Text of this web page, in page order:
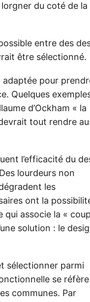
du coté de la
entre des
être sélectionné.
pour
Quelques
d’Ockham « la
tout rendre
l’efficacité du
lourdeurs non
les
ont la
qui associe la «
solution : le
sélectionner parmi
se
communes. Par